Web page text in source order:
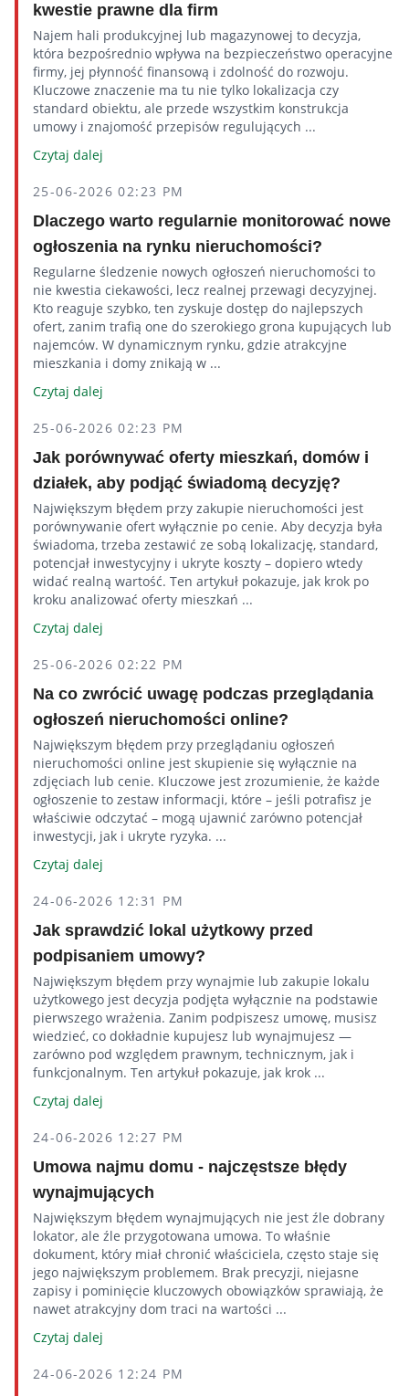
kwestie prawne dla firm
Najem hali produkcyjnej lub magazynowej to decyzja,
która bezpośrednio wpływa na bezpieczeństwo operacyjne
firmy, jej płynność finansową i zdolność do rozwoju.
Kluczowe znaczenie ma tu nie tylko lokalizacja czy
standard obiektu, ale przede wszystkim konstrukcja
umowy i znajomość przepisów regulujących ...
Czytaj dalej
25-06-2026 02:23 PM
Dlaczego warto regularnie monitorować nowe
ogłoszenia na rynku nieruchomości?
Regularne śledzenie nowych ogłoszeń nieruchomości to
nie kwestia ciekawości, lecz realnej przewagi decyzyjnej.
Kto reaguje szybko, ten zyskuje dostęp do najlepszych
ofert, zanim trafią one do szerokiego grona kupujących lub
najemców. W dynamicznym rynku, gdzie atrakcyjne
mieszkania i domy znikają w ...
Czytaj dalej
25-06-2026 02:23 PM
Jak porównywać oferty mieszkań, domów i
działek, aby podjąć świadomą decyzję?
Największym błędem przy zakupie nieruchomości jest
porównywanie ofert wyłącznie po cenie. Aby decyzja była
świadoma, trzeba zestawić ze sobą lokalizację, standard,
potencjał inwestycyjny i ukryte koszty – dopiero wtedy
widać realną wartość. Ten artykuł pokazuje, jak krok po
kroku analizować oferty mieszkań ...
Czytaj dalej
25-06-2026 02:22 PM
Na co zwrócić uwagę podczas przeglądania
ogłoszeń nieruchomości online?
Największym błędem przy przeglądaniu ogłoszeń
nieruchomości online jest skupienie się wyłącznie na
zdjęciach lub cenie. Kluczowe jest zrozumienie, że każde
ogłoszenie to zestaw informacji, które – jeśli potrafisz je
właściwie odczytać – mogą ujawnić zarówno potencjał
inwestycji, jak i ukryte ryzyka. ...
Czytaj dalej
24-06-2026 12:31 PM
Jak sprawdzić lokal użytkowy przed
podpisaniem umowy?
Największym błędem przy wynajmie lub zakupie lokalu
użytkowego jest decyzja podjęta wyłącznie na podstawie
pierwszego wrażenia. Zanim podpiszesz umowę, musisz
wiedzieć, co dokładnie kupujesz lub wynajmujesz —
zarówno pod względem prawnym, technicznym, jak i
funkcjonalnym. Ten artykuł pokazuje, jak krok ...
Czytaj dalej
24-06-2026 12:27 PM
Umowa najmu domu - najczęstsze błędy
wynajmujących
Największym błędem wynajmujących nie jest źle dobrany
lokator, ale źle przygotowana umowa. To właśnie
dokument, który miał chronić właściciela, często staje się
jego największym problemem. Brak precyzji, niejasne
zapisy i pominięcie kluczowych obowiązków sprawiają, że
nawet atrakcyjny dom traci na wartości ...
Czytaj dalej
24-06-2026 12:24 PM